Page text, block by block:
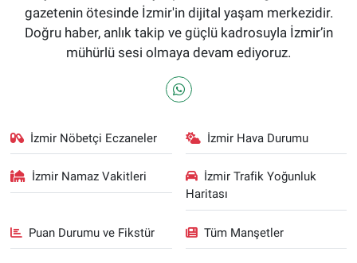
gazetenin ötesinde İzmir'in dijital yaşam merkezidir.
Doğru haber, anlık takip ve güçlü kadrosuyla İzmir’in
mühürlü sesi olmaya devam ediyoruz.
İzmir Nöbetçi Eczaneler İzmir Hava Durumu
İzmir Namaz Vakitleri
İzmir Trafik Yoğunluk
Haritası
Puan Durumu ve Fikstür Tüm Manşetler